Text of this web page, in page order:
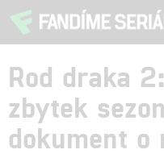
Rod draka
zbytek
dokument o